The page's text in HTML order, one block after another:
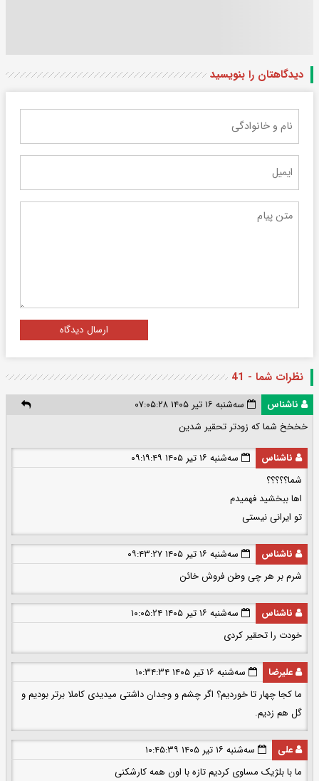
دیدگاهتان را بنویسید
ارسال دیدگاه
نظرات شما - 41
ناشناس
سه‌شنبه ۱۶ تیر ۱۴۰۵ ۰۷:۰۵:۲۸
خخخخ شما که زودتر تحقیر شدین
ناشناس
سه‌شنبه ۱۶ تیر ۱۴۰۵ ۰۹:۱۹:۴۹
شما؟؟؟؟؟
اها ببخشید فهمیدم
تو ایرانی نیستی
ناشناس
سه‌شنبه ۱۶ تیر ۱۴۰۵ ۰۹:۴۳:۲۷
شرم بر هر چی وطن فروش خائن
ناشناس
سه‌شنبه ۱۶ تیر ۱۴۰۵ ۱۰:۰۵:۲۴
خودت را تحقیر کردی
علیرضا
سه‌شنبه ۱۶ تیر ۱۴۰۵ ۱۰:۳۴:۳۴
ما کجا چهار تا خوردیم؟ اگر چشم و وجدان داشتی میدیدی کاملا برتر بودیم و
گل هم زدیم.
علی
سه‌شنبه ۱۶ تیر ۱۴۰۵ ۱۰:۴۵:۳۹
ما با بلژیک مساوی کردیم تازه با اون همه کارشکنی